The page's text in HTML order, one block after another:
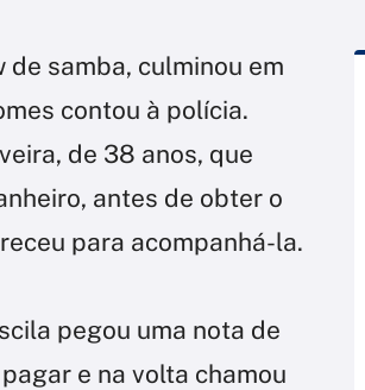
samba, culminou em
contou à polícia.
de 38 anos, que
antes de obter o
para acompanhá-la.
pegou uma nota de
e na volta chamou